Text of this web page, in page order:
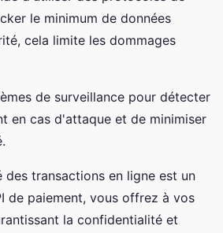
le minimum de données
cela limite les dommages
de surveillance pour détecter
en cas d'attaque et de minimiser
des transactions en ligne est un
de paiement, vous offrez à vos
la confidentialité et